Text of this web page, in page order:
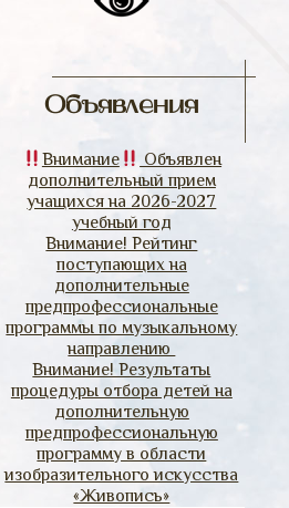
Объявления
Внимание
Объявлен
дополнительный прием
учащихся на 2026-2027
учебный год
Внимание! Рейтинг
поступающих на
дополнительные
предпрофессиональные
программы по музыкальному
направлению
Внимание! Результаты
процедуры отбора детей на
дополнительную
предпрофессиональную
программу в области
изобразительного искусства
«Живопись»